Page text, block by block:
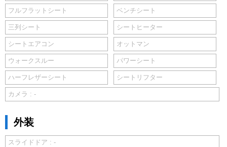
フルフラットシート ベンチシート
三列シート シートヒーター
シートエアコン オットマン
ウォークスルー パワーシート
ハーフレザーシート シートリフター
カメラ : -
外装
スライドドア : -